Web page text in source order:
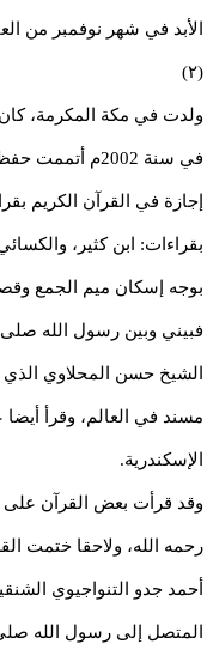
الأبد في شهر نوفمبر من
(٢)
ولدت في مكة المكرمة، كان
في سنة 2002م
إجازة في القرآن الكريم
بقراءات: ابن كثير،
بوجه إسكان ميم الجمع
الشيخ حسن المحلاوي الذي
مسند في العالم، وقرأ
الإسكندرية.
وقد قرأت بعض القرآن
رحمه الله، ولاحقا ختمت
أحمد جدو التنواجيوي
المتصل إلى رسول الله